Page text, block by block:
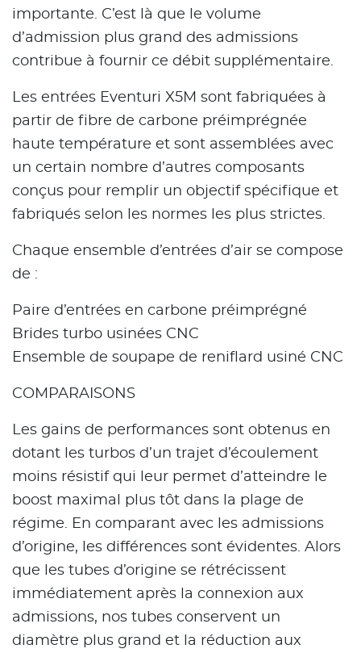
importante. C’est là que le volume
d’admission plus grand des admissions
contribue à fournir ce débit supplémentaire.
Les entrées Eventuri X5M sont fabriquées à
partir de fibre de carbone préimprégnée
haute température et sont assemblées avec
un certain nombre d’autres composants
conçus pour remplir un objectif spécifique et
fabriqués selon les normes les plus strictes.
Chaque ensemble d’entrées d’air se compose
de :
Paire d’entrées en carbone préimprégné
Brides turbo usinées CNC
Ensemble de soupape de reniflard usiné CNC
COMPARAISONS
Les gains de performances sont obtenus en
dotant les turbos d’un trajet d’écoulement
moins résistif qui leur permet d’atteindre le
boost maximal plus tôt dans la plage de
régime. En comparant avec les admissions
d’origine, les différences sont évidentes. Alors
que les tubes d’origine se rétrécissent
immédiatement après la connexion aux
admissions, nos tubes conservent un
diamètre plus grand et la réduction aux